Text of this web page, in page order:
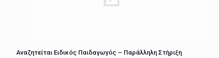
Αναζητείται Ειδικός Παιδαγωγός – Παράλληλη Στήριξη